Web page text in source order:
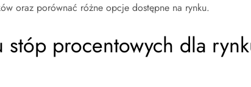
oraz porównać różne opcje dostępne na rynku.
stóp procentowych dla